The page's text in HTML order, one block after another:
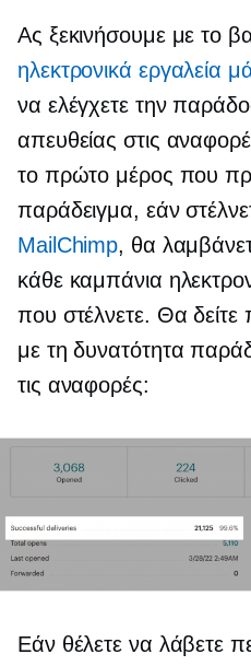
Ας ξεκινήσουμε με το
ηλεκτρονικά εργαλεία
να ελέγχετε την
απευθείας στις
το πρώτο μέρος που
παράδειγμα, εάν
MailChimp, θα
κάθε καμπάνια
που στέλνετε. Θα δείτε
με τη δυνατότητα
τις αναφορές:
Εάν θέλετε να λάβετε